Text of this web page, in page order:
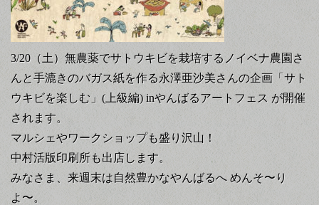
3/20（土）無農薬でサトウキビを栽培するノイベナ農園さ
んと手漉きのバガス紙を作る永澤亜沙美さんの企画「サト
ウキビを楽しむ」(上級編) inやんばるアートフェス が開催
されます。
マルシェやワークショップも盛り沢山！
中村活版印刷所も出店します。
みなさま、来週末は自然豊かなやんばるへ めんそ〜り
よ〜。